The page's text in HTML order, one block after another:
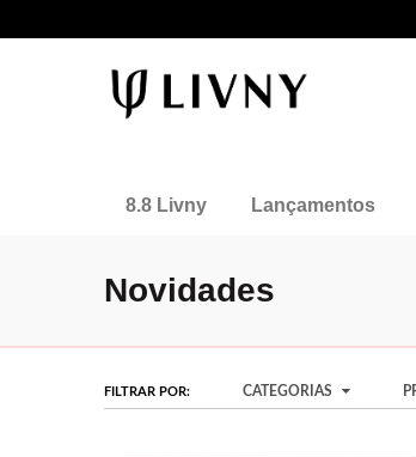
8.8 Livny Lançamentos
Novidades
FILTRAR POR: CATEGORIAS